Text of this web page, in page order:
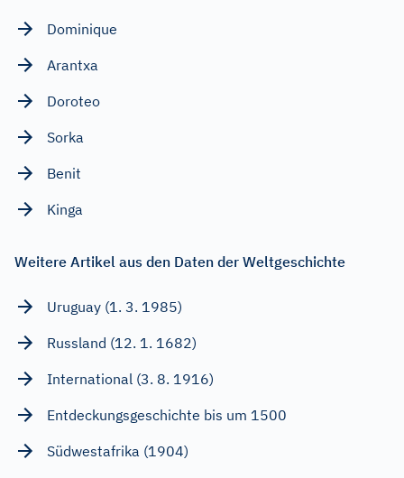
Dominique
Arantxa
Doroteo
Sorka
Benit
Kinga
Weitere Artikel aus den Daten der Weltgeschichte
Uruguay (1. 3. 1985)
Russland (12. 1. 1682)
International (3. 8. 1916)
Entdeckungsgeschichte bis um 1500
Südwestafrika (1904)